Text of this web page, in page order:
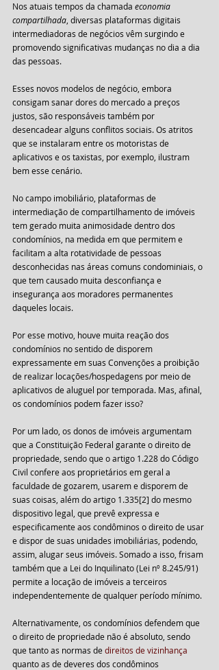
Nos atuais tempos da chamada economia
compartilhada , diversas plataformas digitais
intermediadoras de negócios vêm surgindo e
promovendo significativas mudanças no dia a dia
das pessoas.
Esses novos modelos de negócio, embora
consigam sanar dores do mercado a preços
justos, são responsáveis também por
desencadear alguns conflitos sociais. Os atritos
que se instalaram entre os motoristas de
aplicativos e os taxistas, por exemplo, ilustram
bem esse cenário.
No campo imobiliário, plataformas de
intermediação de compartilhamento de imóveis
tem gerado muita animosidade dentro dos
condomínios, na medida em que permitem e
facilitam a alta rotatividade de pessoas
desconhecidas nas áreas comuns condominiais, o
que tem causado muita desconfiança e
insegurança aos moradores permanentes
daqueles locais.
Por esse motivo, houve muita reação dos
condomínios no sentido de disporem
expressamente em suas Convenções a proibição
de realizar locações/hospedagens por meio de
aplicativos de aluguel por temporada. Mas, afinal,
os condomínios podem fazer isso?
Por um lado, os donos de imóveis argumentam
que a Constituição Federal garante o direito de
propriedade, sendo que o artigo 1.228 do Código
Civil confere aos proprietários em geral a
faculdade de gozarem, usarem e disporem de
suas coisas, além do artigo 1.335[2] do mesmo
dispositivo legal, que prevê expressa e
especificamente aos condôminos o direito de usar
e dispor de suas unidades imobiliárias, podendo,
assim, alugar seus imóveis. Somado a isso, frisam
também que a Lei do Inquilinato (Lei nº 8.245/91)
permite a locação de imóveis a terceiros
independentemente de qualquer período mínimo.
Alternativamente, os condomínios defendem que
o direito de propriedade não é absoluto, sendo
que tanto as normas de direitos de vizinhança
quanto as de deveres dos condôminos